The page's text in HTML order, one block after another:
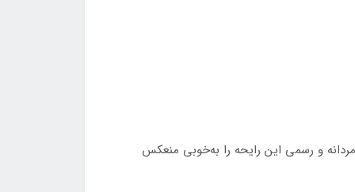
حس مردانه و رسمی این رایحه را به‌خوبی منعکس